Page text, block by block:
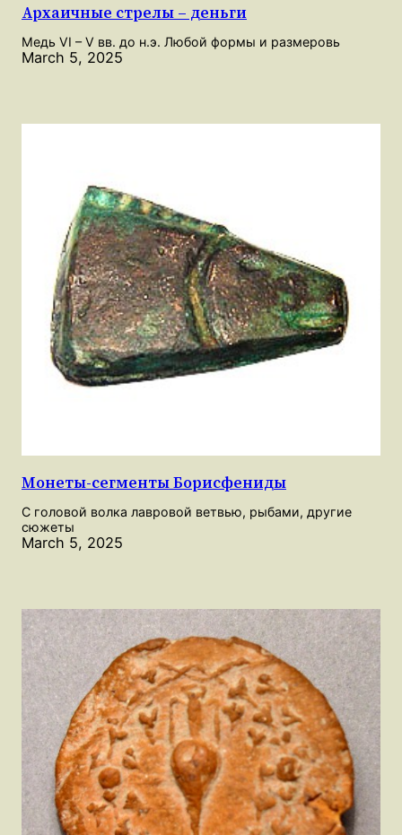
Архаичные стрелы – деньги
Медь VI – V вв. до н.э. Любой формы и размеровь
March 5, 2025
Монеты-сегменты Борисфениды
С головой волка лавровой ветвью, рыбами, другие
сюжеты
March 5, 2025